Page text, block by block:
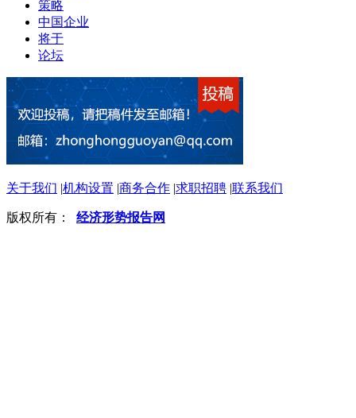
策略
中国企业
将于
论坛
关于我们 |机构设置 |商务合作 |求职招聘 |联系我们
版权所有： 经济形势报告网